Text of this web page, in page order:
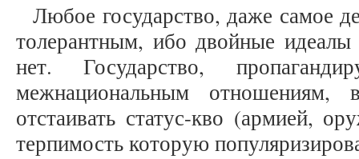
Любое государство, даже самое
толерантным, ибо двойные
нет. Государство,
межнациональным
отстаивать статус-кво (армией,
терпимость которую